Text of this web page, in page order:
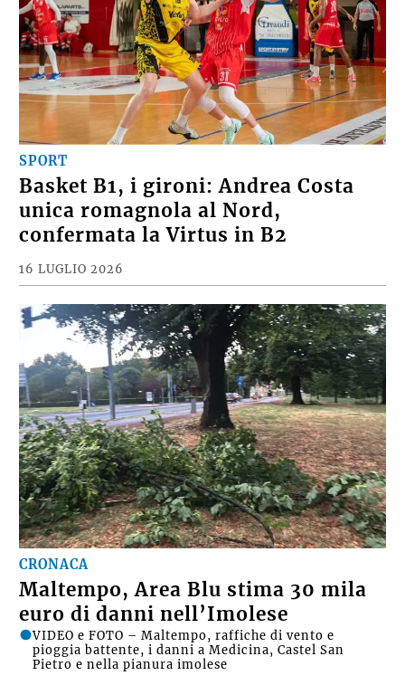
SPORT
Basket B1, i gironi: Andrea Costa
unica romagnola al Nord,
confermata la Virtus in B2
16 LUGLIO 2026
CRONACA
Maltempo, Area Blu stima 30 mila
euro di danni nell’Imolese
VIDEO e FOTO – Maltempo, raffiche di vento e
pioggia battente, i danni a Medicina, Castel San
Pietro e nella pianura imolese